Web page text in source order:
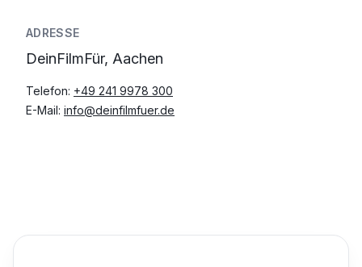
ADRESSE
DeinFilmFür, Aachen
Telefon: +49 241 9978 300
E-Mail: info@deinfilmfuer.de